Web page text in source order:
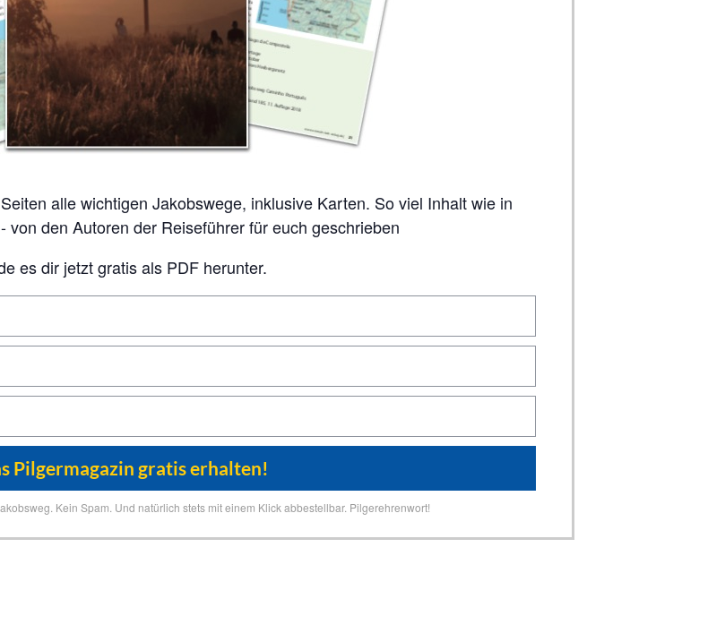
von den Autoren der Reiseführer für euch geschrieben
es dir jetzt gratis als PDF herunter.
Kein Spam. Und natürlich stets mit einem Klick abbestellbar. Pilgerehrenwort!